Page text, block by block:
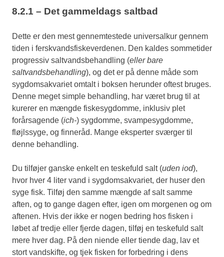
8.2.1 – Det gammeldags saltbad
Dette er den mest gennemtestede universalkur gennem
tiden i ferskvandsfiskeverdenen. Den kaldes sommetider
progressiv saltvandsbehandling (eller bare
saltvandsbehandling), og det er på denne måde som
sygdomsakvariet omtalt i boksen herunder oftest bruges.
Denne meget simple behandling, har været brug til at
kurerer en mængde fiskesygdomme, inklusiv plet
forårsagende (ich-) sygdomme, svampesygdomme,
fløjlssyge, og finneråd. Mange eksperter sværger til
denne behandling.
Du tilføjer ganske enkelt en teskefuld salt (uden iod),
hvor hver 4 liter vand i sygdomsakvariet, der huser den
syge fisk. Tilføj den samme mængde af salt samme
aften, og to gange dagen efter, igen om morgenen og om
aftenen. Hvis der ikke er nogen bedring hos fisken i
løbet af tredje eller fjerde dagen, tilføj en teskefuld salt
mere hver dag. På den niende eller tiende dag, lav et
stort vandskifte, og tjek fisken for forbedring i dens